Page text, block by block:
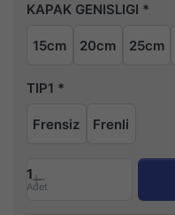
KAPAK GENISLIGI
15cm 20cm 25cm
TIP1
Frensiz Frenli
1
Adet